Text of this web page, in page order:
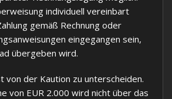
individuell vereinbart
gemäß Rechnung oder
eingegangen sein,
übergeben wird.
von der Kaution zu unterscheiden.
von EUR 2.000 wird nicht über das